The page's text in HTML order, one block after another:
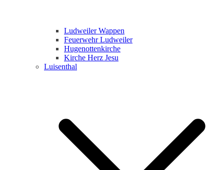
Ludweiler Wappen
Feuerwehr Ludweiler
Hugenottenkirche
Kirche Herz Jesu
Luisenthal